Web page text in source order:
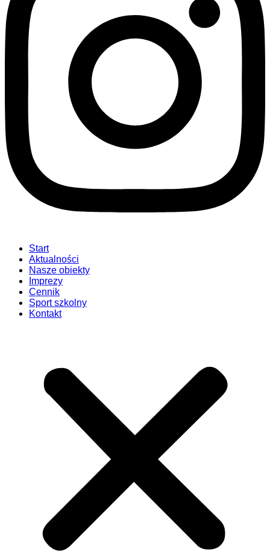
Start
Aktualności
Nasze obiekty
Imprezy
Cennik
Sport szkolny
Kontakt